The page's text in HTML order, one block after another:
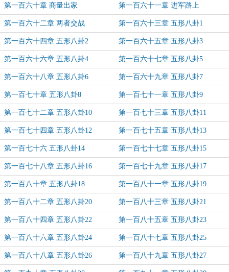
第一百六十章 商量出家 第一百六十一章 进军路上
第一百六十二章 两者交战 第一百六十三章 五形八卦1
第一百六十四章 五形八卦2 第一百六十五章 五形八卦3
第一百六十六章 五形八卦4 第一百六十七章 五形八卦5
第一百六十八章 五形八卦6 第一百六十九章 五形八卦7
第一百七十章 五形八卦8 第一百七十一章 五形八卦9
第一百七十二章 五形八卦10 第一百七十三章 五形八卦11
第一百七十四章 五形八卦12 第一百七十五章 五形八卦13
第一百七十六 五形八卦14 第一百七十七章 五形八卦15
第一百七十八章 五形八卦16 第一百七十九章 五形八卦17
第一百八十章 五形八卦18 第一百八十一章 五形八卦19
第一百八十二章 五形八卦20 第一百八十三章 五形八卦21
第一百八十四章 五形八卦22 第一百八十五章 五形八卦23
第一百八十六章 五形八卦24 第一百八十七章 五形八卦25
第一百八十八章 五形八卦26 第一百八十九章 五形八卦27